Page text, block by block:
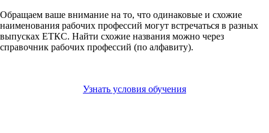
Обращаем ваше внимание на то, что одинаковые и схожие
наименования рабочих профессий могут встречаться в разных
выпусках ЕТКС. Найти схожие названия можно через
справочник рабочих профессий (по алфавиту).
Узнать условия обучения